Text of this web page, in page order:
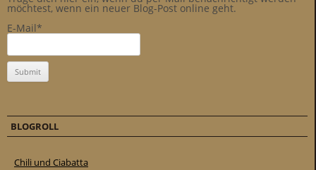
möchtest, wenn ein neuer Blog-Post online geht.
E-Mail*
BLOGROLL
Chili und Ciabatta